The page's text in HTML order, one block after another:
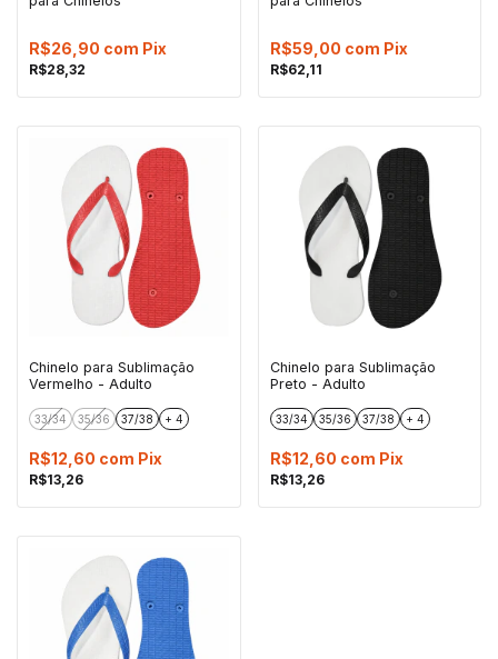
R$28,32
R$26,90 com Pix
R$62,11
R$59,00 com Pix
Chinelo para Sublimação
Vermelho - Adulto
33/34 35/36 37/38 + 4
R$13,26
R$12,60 com Pix
Chinelo para Sublimação
Preto - Adulto
33/34 35/36 37/38 + 4
R$13,26
R$12,60 com Pix